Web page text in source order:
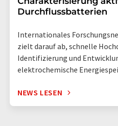
Durchflussbatterien
Internationales
zielt darauf ab, schnelle
Identifizierung und
elektrochemische
NEWS LESEN